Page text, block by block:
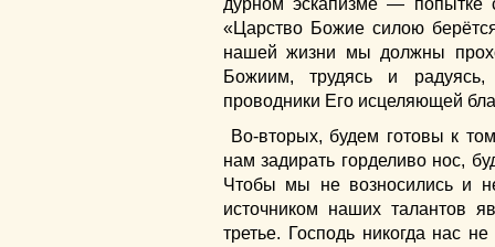
дурном эскапизме — попытке
«Царство Божие силою
нашей жизни мы должны
Божиим, трудясь и
проводники Его исцеляющей
Во-вторых, будем готовы к
нам задирать горделиво нос,
Чтобы мы не возносились и
источником наших талантов
третье. Господь никогда нас